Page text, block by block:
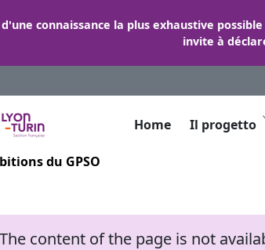
connaissance la plus exhaustive
invite à
Home Il progetto
du GPSO
content of the page is not